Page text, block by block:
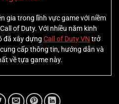
gia trong lĩnh vực game với niềm
of Duty. Với nhiều năm kinh
đã xây dựng Call of Duty VN trở
cấp thông tin, hướng dẫn và
về tựa game này.